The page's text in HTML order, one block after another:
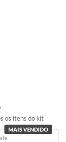
os itens do kit
MAIS VENDIDO